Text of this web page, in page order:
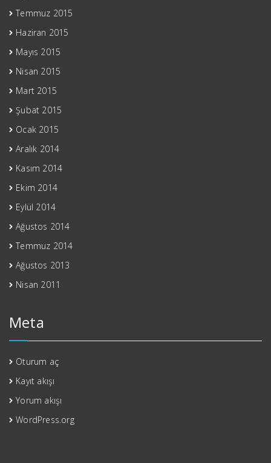
Temmuz 2015
Haziran 2015
Mayıs 2015
Nisan 2015
Mart 2015
Şubat 2015
Ocak 2015
Aralık 2014
Kasım 2014
Ekim 2014
Eylül 2014
Ağustos 2014
Temmuz 2014
Ağustos 2013
Nisan 2011
Meta
Oturum aç
Kayıt akışı
Yorum akışı
WordPress.org